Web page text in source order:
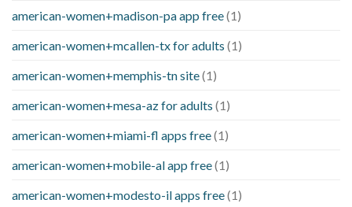
american-women+madison-pa app free(1)
american-women+mcallen-tx for adults (1)
american-women+memphis-tn site(1)
american-women+mesa-az for adults (1)
american-women+miami-fl apps free(1)
american-women+mobile-al app free(1)
american-women+modesto-il apps free(1)